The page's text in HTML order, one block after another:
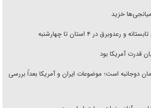
خزید
در ۴ استان تا چهارشنبه
قدرت آمریکا بود
دوجانبه است؛ موضوعات ایران و آمریکا بعداً بررسی